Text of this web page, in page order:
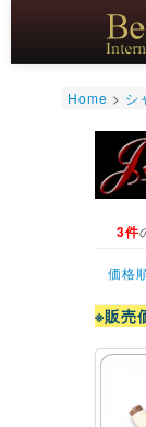
Home > シ
3件
価格
※販売